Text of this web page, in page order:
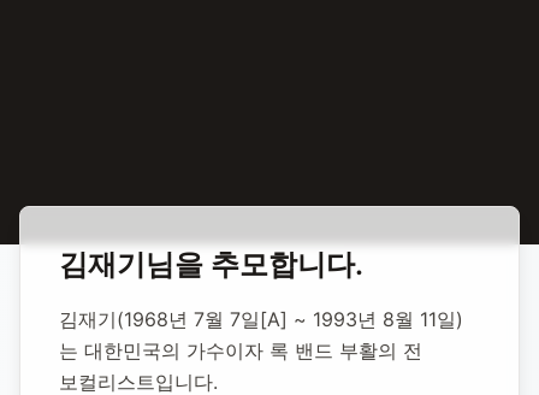
합동 추모 김재기 가수
김재기 가수
1968년 7월 7일-1993년 8월 11일
김재기 님을 추모합니다.
김재기(1968년 7월 7일[A] ~ 1993년 8월 11일)
는 대한민국의 가수이자 록 밴드 부활의 전
보컬리스트입니다.